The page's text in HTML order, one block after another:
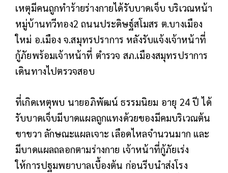
เหตุมีคนถูกทำร้ายร่างกายได้รับบาดเจ็บ บริเวณหน้า
หมู่บ้านทวีทอง2 ถนนประดิษฐ์สโมสร ต.บางเมือง
ใหม่ อ.เมือง จ.สมุทรปราการ หลังรับแจ้งเจ้าหน้าที่
กู้ภัยพร้อมเจ้าหน้าที่ ตำรวจ สภ.เมืองสมุทรปราการ
เดินทางไปตรวจสอบ
ที่เกิดเหตุพบ นายอภิพัฒน์ ธรรมนิยม อายุ 24 ปี ได้
รับบาดเจ็บมีบาดแผลถูกแทงด้วยของมีคมบริเวณต้น
ขาขวา ลักษณะแผลเจาะ เลือดไหลจำนวนมาก และ
มีบาดแผลถลอกตามร่างกาย เจ้าหน้าที่กู้ภัยเร่ง
ให้การปฐมพยาบาลเบื้องต้น ก่อนรีบนำส่งโรง